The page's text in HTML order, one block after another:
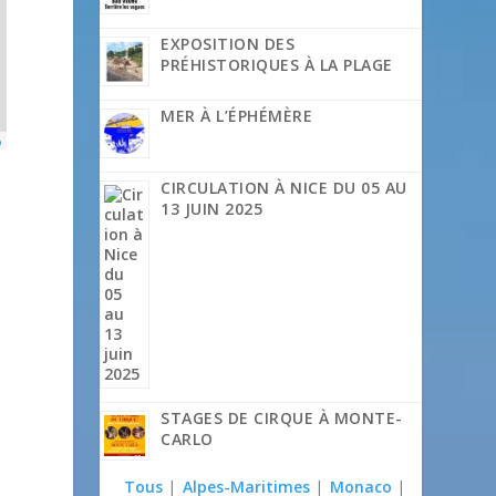
EXPOSITION DES
PRÉHISTORIQUES À LA PLAGE
MER À L’ÉPHÉMÈRE
CIRCULATION À NICE DU 05 AU
13 JUIN 2025
STAGES DE CIRQUE À MONTE-
CARLO
Tous | Alpes-Maritimes | Monaco |